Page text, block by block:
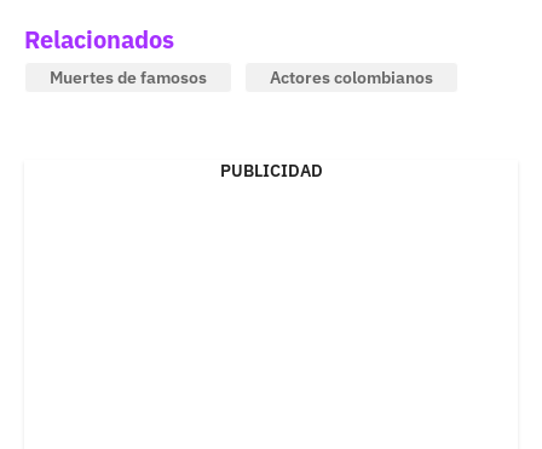
Relacionados
Muertes de famosos Actores colombianos
PUBLICIDAD